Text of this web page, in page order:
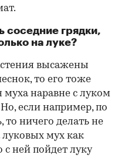
соседние грядки,
на луке?
высажены
то его тоже
муха наравне с луком
если например, по
то ничего делать не
мух как
с ней пойдет луку